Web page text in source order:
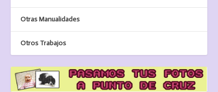
Otras Manualidades
Otros Trabajos